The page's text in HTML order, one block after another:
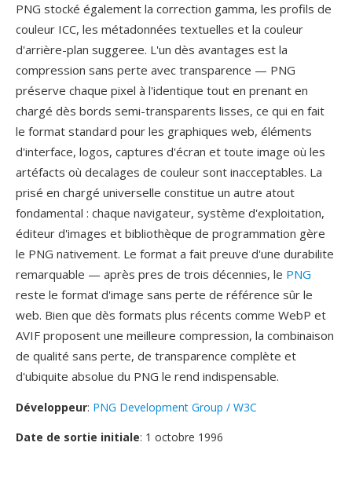
PNG stocké également la correction gamma, les profils de
couleur ICC, les métadonnées textuelles et la couleur
d'arrière-plan suggeree. L'un dès avantages est la
compression sans perte avec transparence — PNG
préserve chaque pixel à l'identique tout en prenant en
chargé dès bords semi-transparents lisses, ce qui en fait
le format standard pour les graphiques web, éléments
d'interface, logos, captures d'écran et toute image où les
artéfacts où decalages de couleur sont inacceptables. La
prisé en chargé universelle constitue un autre atout
fondamental : chaque navigateur, système d'exploitation,
éditeur d'images et bibliothèque de programmation gère
le PNG nativement. Le format a fait preuve d'une durabilite
remarquable — après pres de trois décennies, le PNG
reste le format d'image sans perte de référence sûr le
web. Bien que dès formats plus récents comme WebP et
AVIF proposent une meilleure compression, la combinaison
de qualité sans perte, de transparence complète et
d'ubiquite absolue du PNG le rend indispensable.
Développeur: PNG Development Group / W3C
Date de sortie initiale: 1 octobre 1996